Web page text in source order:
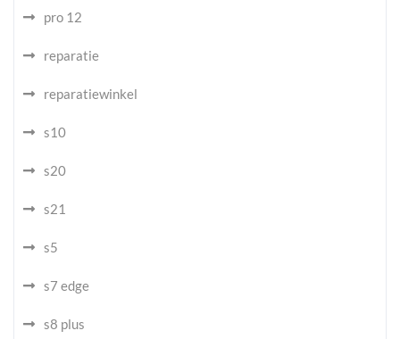
pro 12
reparatie
reparatiewinkel
s10
s20
s21
s5
s7 edge
s8 plus